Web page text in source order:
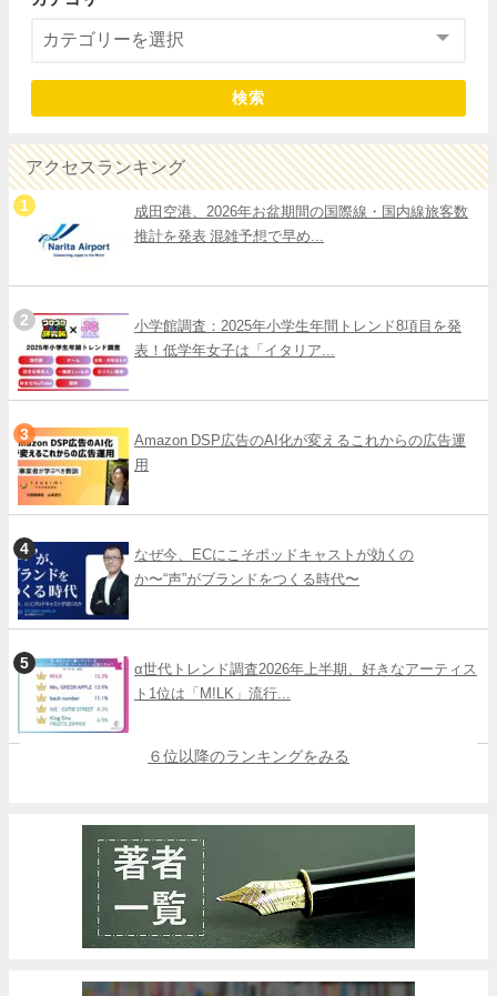
検索
アクセスランキング
成田空港、2026年お盆期間の国際線・国内線旅客数
推計を発表 混雑予想で早め...
小学館調査：2025年小学生年間トレンド8項目を発
表！低学年女子は「イタリア...
Amazon DSP広告のAI化が変えるこれからの広告運
用
なぜ今、ECにこそポッドキャストが効くの
か〜“声”がブランドをつくる時代〜
α世代トレンド調査2026年上半期、好きなアーティス
ト1位は「M!LK」流行...
６位以降のランキングをみる